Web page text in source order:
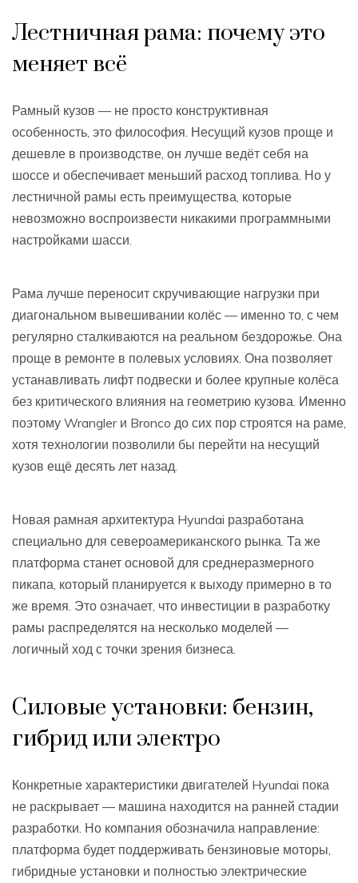
Лестничная рама: почему это
меняет всё
Рамный кузов — не просто конструктивная
особенность, это философия. Несущий кузов проще и
дешевле в производстве, он лучше ведёт себя на
шоссе и обеспечивает меньший расход топлива. Но у
лестничной рамы есть преимущества, которые
невозможно воспроизвести никакими программными
настройками шасси.
Рама лучше переносит скручивающие нагрузки при
диагональном вывешивании колёс — именно то, с чем
регулярно сталкиваются на реальном бездорожье. Она
проще в ремонте в полевых условиях. Она позволяет
устанавливать лифт подвески и более крупные колёса
без критического влияния на геометрию кузова. Именно
поэтому Wrangler и Bronco до сих пор строятся на раме,
хотя технологии позволили бы перейти на несущий
кузов ещё десять лет назад.
Новая рамная архитектура Hyundai разработана
специально для североамериканского рынка. Та же
платформа станет основой для среднеразмерного
пикапа, который планируется к выходу примерно в то
же время. Это означает, что инвестиции в разработку
рамы распределятся на несколько моделей —
логичный ход с точки зрения бизнеса.
Силовые установки: бензин,
гибрид или электро
Конкретные характеристики двигателей Hyundai пока
не раскрывает — машина находится на ранней стадии
разработки. Но компания обозначила направление:
платформа будет поддерживать бензиновые моторы,
гибридные установки и полностью электрические